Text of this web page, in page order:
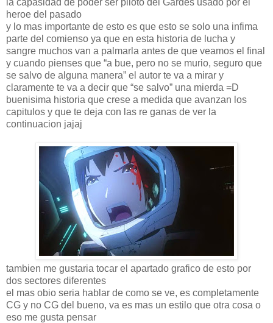
heroe del pasado
y lo mas importante de esto es que esto se solo una infima
parte del comienso ya que en esta historia de lucha y
sangre muchos van a palmarla antes de que veamos el final
y cuando pienses que “a bue, pero no se murio, seguro que
se salvo de alguna manera” el autor te va a mirar y
claramente te va a decir que “se salvo” una mierda =D
buenisima historia que crese a medida que avanzan los
capitulos y que te deja con las re ganas de ver la
continuacion jajaj
tambien me gustaria tocar el apartado grafico de esto por
dos sectores diferentes
el mas obio seria hablar de como se ve, es completamente
CG y no CG del bueno, va es mas un estilo que otra cosa o
eso me gusta pensar